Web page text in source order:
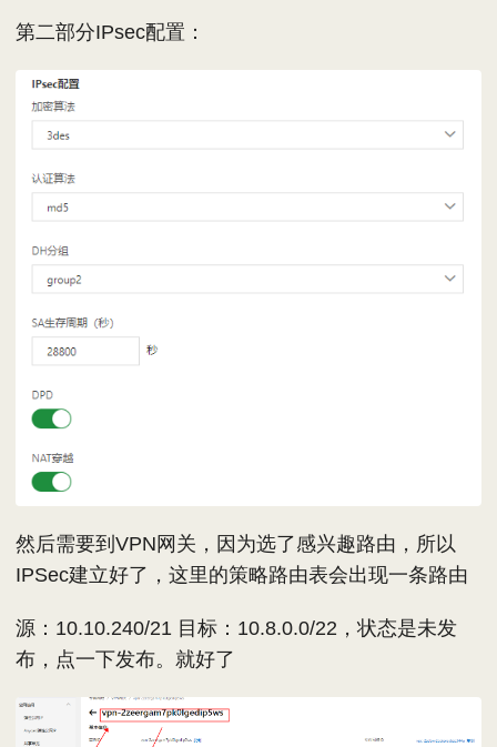
第二部分IPsec配置：
然后需要到VPN网关，因为选了感兴趣路由，所以
IPSec建立好了，这里的策略路由表会出现一条路由
源：10.10.240/21 目标：10.8.0.0/22，状态是未发
布，点一下发布。就好了